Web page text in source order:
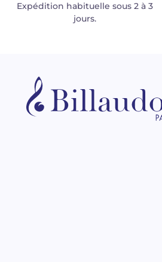
Expédition habituelle sous 2 à 3
jours.